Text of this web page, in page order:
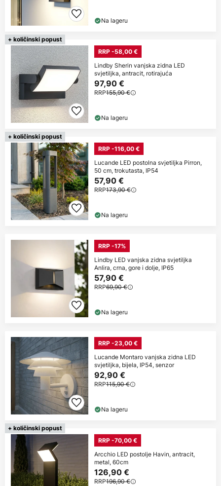
Na lageru
+ količinski popust
RRP -58,00 €
Lindby Sherin vanjska zidna LED
svjetiljka, antracit, rotirajuća
97,90 €
RRP155,90 €
Na lageru
+ količinski popust
RRP -116,00 €
Lucande LED postolna svjetiljka Pirron,
50 cm, trokutasta, IP54
57,90 €
RRP173,90 €
Na lageru
RRP -17%
Lindby LED vanjska zidna svjetiljka
Anlira, crna, gore i dolje, IP65
57,90 €
RRP69,90 €
Na lageru
RRP -23,00 €
Lucande Montaro vanjska zidna LED
svjetiljka, bijela, IP54, senzor
92,90 €
RRP115,90 €
Na lageru
+ količinski popust
RRP -70,00 €
Arcchio LED postolje Havin, antracit,
metal, 60cm
126,90 €
RRP196,90 €